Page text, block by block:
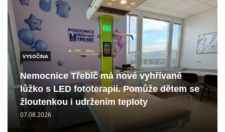
VYSOČINA
Nemocnice Třebíč má nové vyhřívané
lůžko s LED fototerapií. Pomůže dětem se
žloutenkou i udržením teploty
07.08.2026